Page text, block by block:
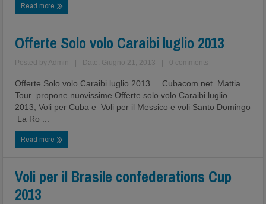
Read more
Offerte Solo volo Caraibi luglio 2013
Posted by Admin Date: Giugno 21, 2013 0 comments
Offerte Solo volo Caraibi luglio 2013 Cubacom.net Mattia
Tour propone nuovissime Offerte solo volo Caraibi luglio
2013, Voli per Cuba e Voli per il Messico e voli Santo Domingo
La Ro ...
Read more
Voli per il Brasile confederations Cup
2013